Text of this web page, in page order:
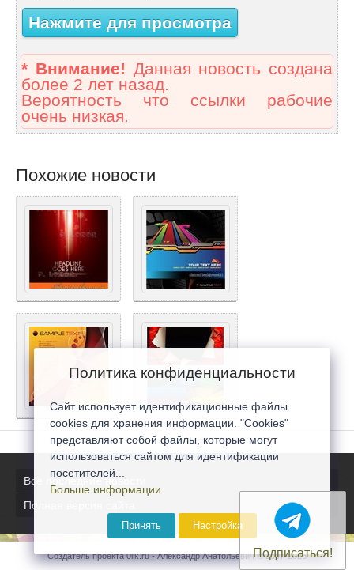
Нажмите для просмотра
* Внимание! Данная новость создана
более 2 лет назад.
Вероятность что ссылки рабочие
очень низкая.
Похожие новости
Все последние новости
Полная версия сайта
Создатель проекта 0lik.ru - Александр Анатольевич © 2007-2026
Подписаться!
Политика конфиденциальности
Сайт использует идентификационные файлы
cookies для хранения информации. "Cookies"
представляют собой файлы, которые могут
использоваться сайтом для идентификации
посетителей...
Больше информации
Принять Настройка